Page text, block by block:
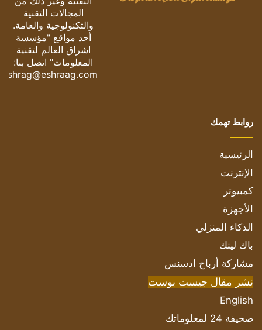
المجالات التقنية
والتكنولوجية والعامة.
أحد مواقع "مؤسسة
اشراق العالم لتقنية
المعلومات" اتصل بنا:
eshrag@eshraag.com
روابط تهمك
الرئيسية
الإنترنت
كمبيوتر
الأجهزة
الذكاء المنزلي
باك لينك
مشاركة أرباح ادسنس
نشر مقال جيست بوست
English
صحيفة 24 لمعلوماتك